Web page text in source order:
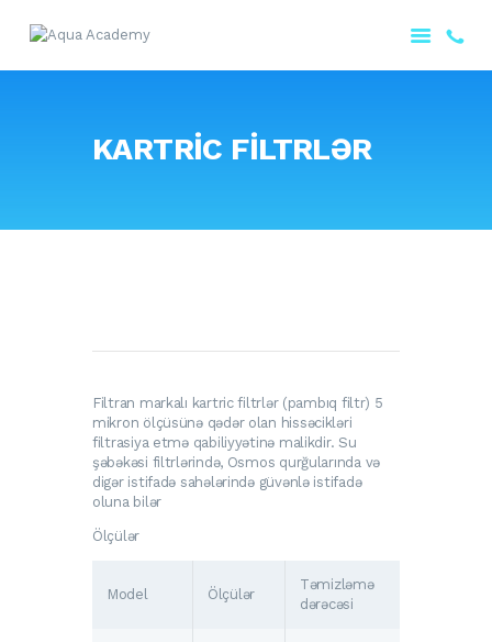
KARTRİC FİLTRLƏR
ANA SƏHIFƏ
PORTFOLIO
Filtran markalı kartric filtrlər (pambıq filtr) 5
mikron ölçüsünə qədər olan hissəcikləri
filtrasiya etmə qabiliyyətinə malikdir. Su
şəbəkəsi filtrlərində, Osmos qurğularında və
digər istifadə sahələrində güvənlə istifadə
oluna bilər
Ölçülər
Model Ölçülər
Təmizləmə
dərəcəsi